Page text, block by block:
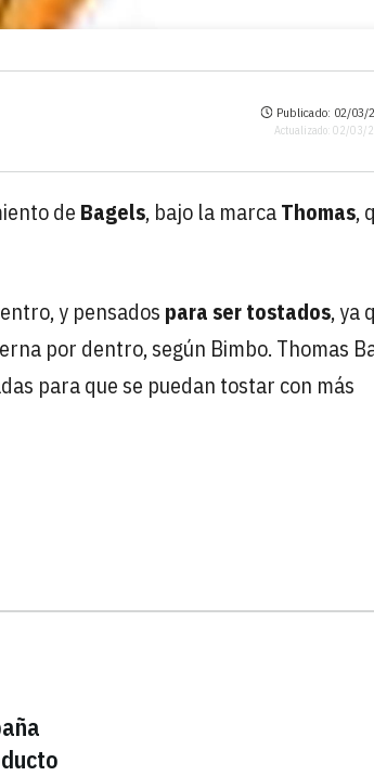
Publicado: 02/03/
Actualizado: 02/03/
de Bagels, bajo la marcaThomas,
y pensados para ser tostados, ya
por dentro, según Bimbo. Thomas
para que se puedan tostar con más